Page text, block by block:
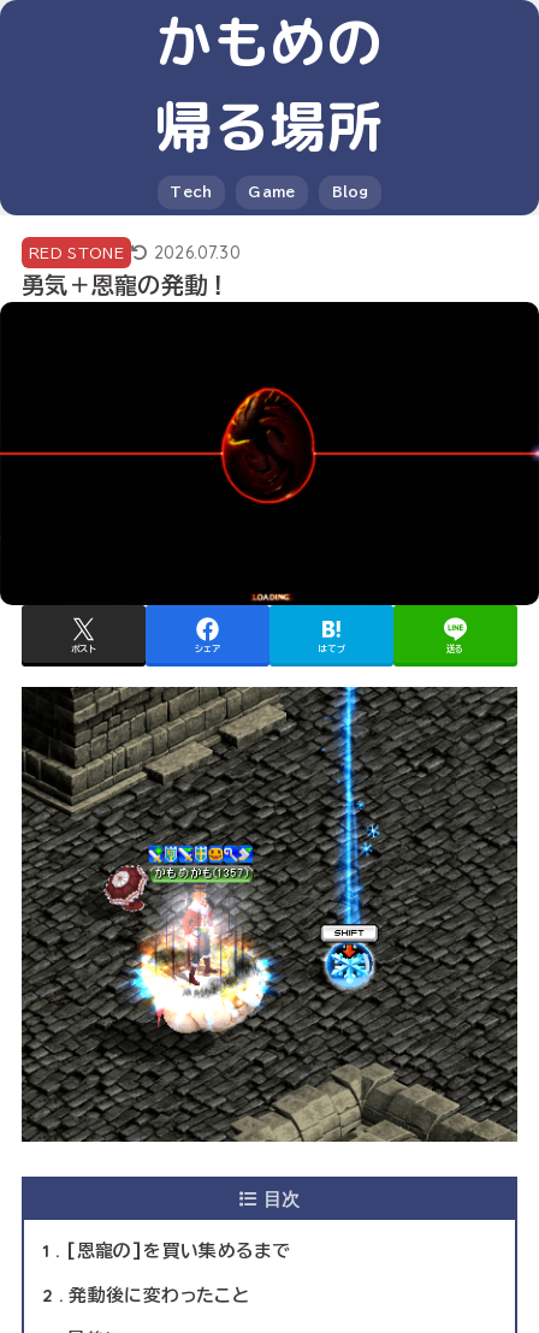
かもめの
帰る場所
Tech Game Blog
RED STONE 2026.07.30
勇気＋恩寵の発動！
ポスト シェア はてブ 送る
目次
1 [恩寵の]を買い集めるまで
2 発動後に変わったこと